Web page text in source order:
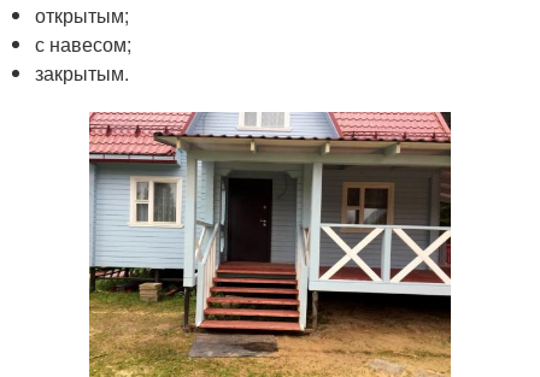
открытым;
с навесом;
закрытым.